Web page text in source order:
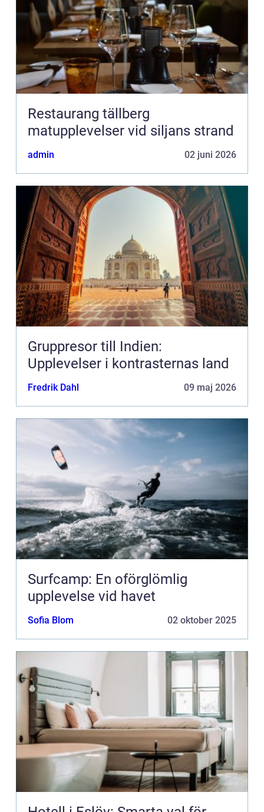
Restaurang tällberg
matupplevelser vid siljans strand
admin 02 juni 2026
Gruppresor till Indien:
Upplevelser i kontrasternas land
Fredrik Dahl 09 maj 2026
Surfcamp: En oförglömlig
upplevelse vid havet
Sofia Blom 02 oktober 2025